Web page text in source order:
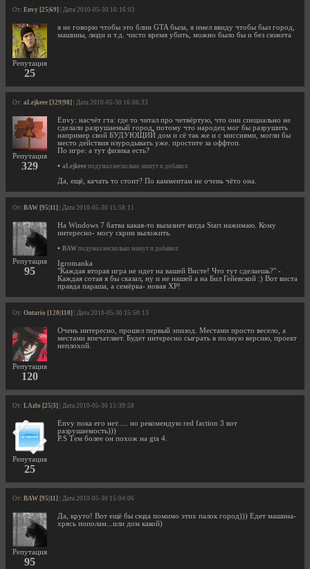
От: Envy [25|69] | Дата 2010-05-30 16:16:03
Репутация
25
я не говорю чтобы это блин GTA была, я имел ввиду чтобы был город,
машины, люди и т.д. чисто время убить, можно было бы и без сюжета
От: aLejkeee [329|98] | Дата 2010-05-30 16:06:33
Репутация
329
Envy: насчёт гта: где то читал про четвёртую, что они специально не
сделали разрушаемый город, потому что народец мог бы разрушить
например свой БУДУЮЩИЙ дом и сё так же и с миссиями, могли бы
место действия изуродывать уже. простите за оффтоп.
По игре: а тут физика есть?
• aLejkeee подумал несколько минут и добавил:
Да, ещё, качать то стоит? По камментам не очень чёто она.
От: BAW [95|11] | Дата 2010-05-30 15:58:11
Репутация
95
На Windows 7 батва какая-то вылазиет когда Start нажимаю. Кому
интересно- могу скрин выложить.
• BAW подумал несколько минут и добавил:
Igromanka
"Каждая вторая игра не идет на вашей Висте! Что тут сделаешь?" -
Каждая сотая я бы сказал, ну и не нашей а на Бил Гейевской :) Вот виста
правда параша, а семёрка- новая ХР!
От: Ontario [120|110] | Дата 2010-05-30 15:50:13
Репутация
120
Очень интересно, прошел первый эпизод. Местами просто весело, а
местами впечатляет. Будет интересно сыграть в полную версию, проект
неплохой.
От: LAzlo [25|3] | Дата 2010-05-30 15:39:58
Репутация
25
Envy пока его нет..... но рекомендую red faction 3 вот
разрушаемость)))
P.S Тем более он похож на gta 4.
От: BAW [95|11] | Дата 2010-05-30 15:04:06
Репутация
95
Да, круто! Вот ещё бы сюда помимо этих палок город))) Едет машина-
хрясь пополам...или дом какой)